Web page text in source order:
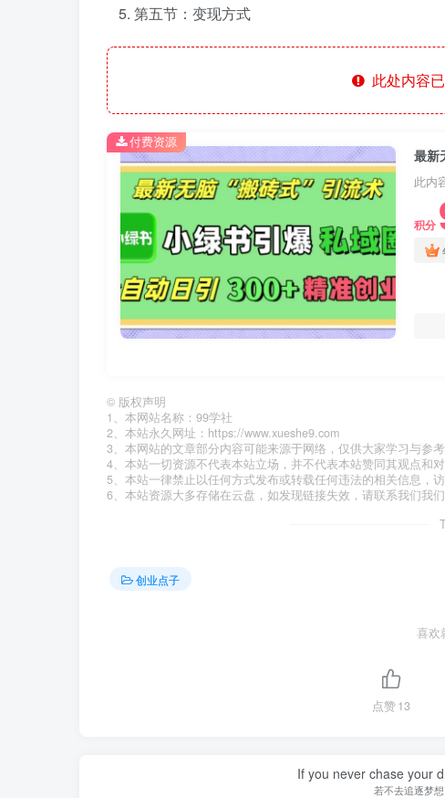
第五节：变现方式
此处内容
此内
积分
付费资源
© 版权声明
1、本网站名称：99学社
2、本站永久网址：https://www.xueshe9.com
3、本网站的文章部分内容可能来源于网络，仅供大家学习与参
4、本站一切资源不代表本站立场，并不代表本站赞同其观点和对
5、本站一律禁止以任何方式发布或转载任何违法的相关信息，访
6、本站资源大多存储在云盘，如发现链接失效，请联系我们我们
创业点子
喜欢
点赞13
If you never chase your
若不去追逐梦